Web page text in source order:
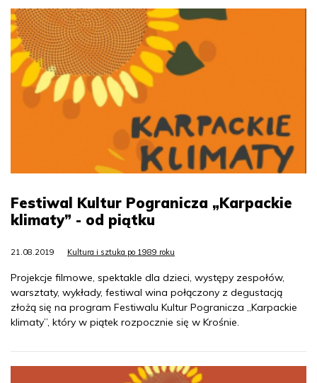
Festiwal Kultur Pogranicza „Karpackie
klimaty” - od piątku
21.08.2019 Kultura i sztuka po 1989 roku
Projekcje filmowe, spektakle dla dzieci, występy zespołów,
warsztaty, wykłady, festiwal wina połączony z degustacją
złożą się na program Festiwalu Kultur Pogranicza „Karpackie
klimaty”, który w piątek rozpocznie się w Krośnie.